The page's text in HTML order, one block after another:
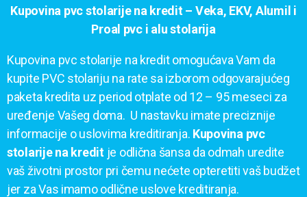
Kupovina pvc stolarije na kredit – Veka, EKV, Alumil i
Proal pvc i alu stolarija
Kupovina pvc stolarije na kredit omogućava Vam da
kupite PVC stolariju na rate sa izborom odgovarajućeg
paketa kredita uz period otplate od 12 – 95 meseci za
uređenje Vašeg doma. U nastavku imate preciznije
informacije o uslovima kreditiranja. Kupovina pvc
stolarije na kreditje odlična šansa da odmah uredite
vaš životni prostor pri čemu nećete opteretiti vaš budžet
jer za Vas imamo odlične uslove kreditiranja.